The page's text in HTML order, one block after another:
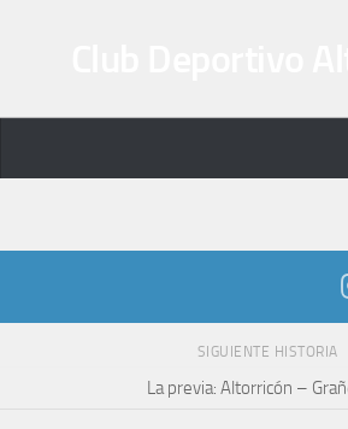
SIGUIENTE HISTORIA
La previa: Altorricón –